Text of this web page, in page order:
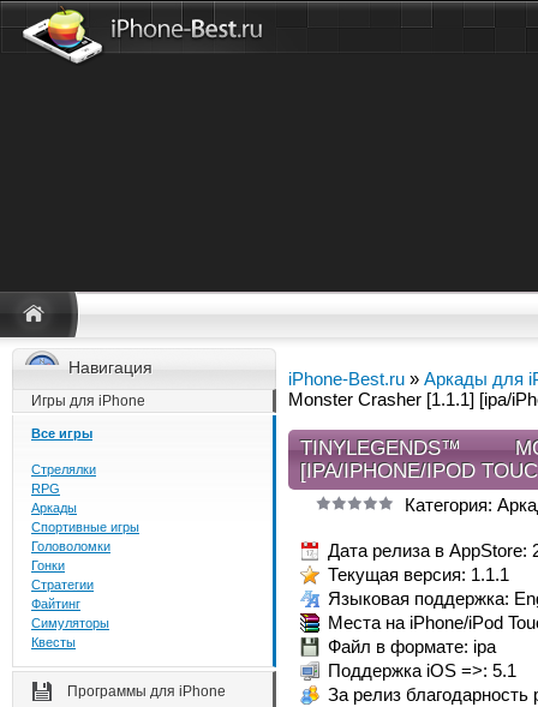
Навигация
Игры для iPhone
Все игры
Стрелялки
RPG
Аркады
Спортивные игры
Головоломки
Гонки
Стратегии
Файтинг
Симуляторы
Квесты
Программы для iPhone
iPhone-Best.ru » Аркады для
Monster Crasher [1.1.1] [ipa/
TINYLEGENDS™
[IPA/IPHONE/IPOD
Категория:
Дата релиза в AppStore:
Текущая версия: 1.1.1
Языковая поддержка:
Места на iPhone/iPod
Файл в формате: ipa
Поддержка iOS =>: 5.1
За релиз благодарность